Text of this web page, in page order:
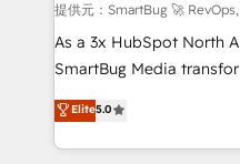
HubSpot導入・活用支援
GTMの見える化・自動化
タ品質設計、グループ横
の一部をAIが自律実行す
Breeze・Claude等を
提供元：SmartBug 🚀
As a 3x HubSpot North
SmartBug Media
into a revenue engine.
includes specialized
Software) and Point
Elite5.0